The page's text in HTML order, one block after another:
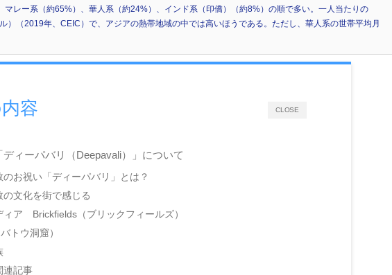
マレー系（約65%）、華人系（約24%）、インド系（印僑）（約8%）の順で多い。一人当たりの
）（2019年、CEIC）で、アジアの熱帯地域の中では高いほうである。ただし、華人系の世帯平均月
CLOSE
容
ディーパバリ（Deepavali）」について
のお祝い「ディーパバリ」とは？
の文化を街で感じる
ィア Brickfields（ブリックフィールズ）
バトウ洞窟）
連記事